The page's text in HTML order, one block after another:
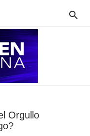

Orgullo